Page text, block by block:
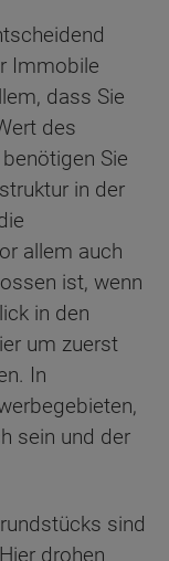
Immobile
dass Sie
des
Sie
in der
allem auch
ist, wenn
in den
um zuerst
In
sein und der
sind
drohen